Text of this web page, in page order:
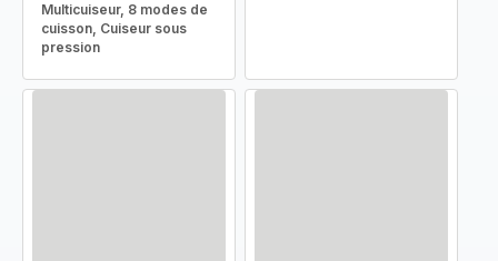
Multicuiseur, 8 modes de
cuisson, Cuiseur sous
pression